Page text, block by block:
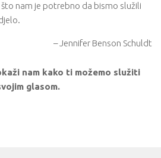
nam je potrebno da bismo služili
– Jennifer Benson Schuldt
nam kako ti možemo služiti
glasom.